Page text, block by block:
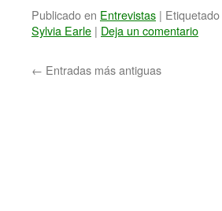
Publicado en Entrevistas | Etiquetado
Sylvia Earle | Deja un comentario
← Entradas más antiguas